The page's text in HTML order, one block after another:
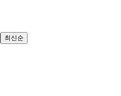
최신순